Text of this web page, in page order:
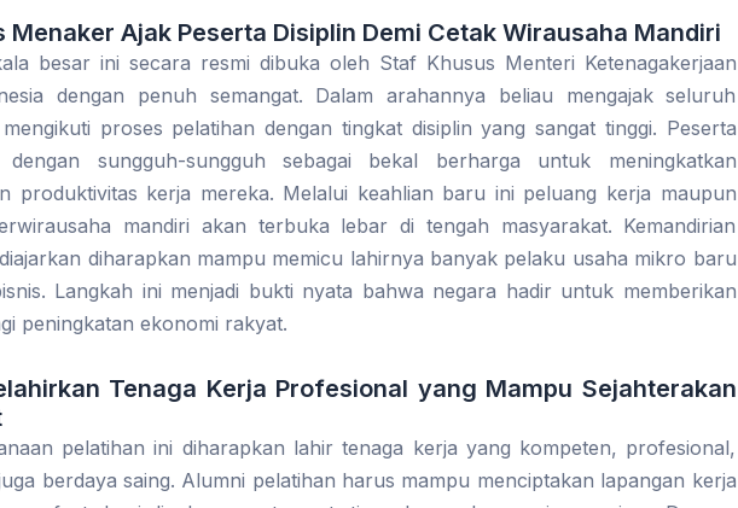
Menaker Ajak Peserta Disiplin Demi Cetak Wirausaha Mandiri
besar ini secara resmi dibuka oleh Staf Khusus Menteri Ketenagakerjaan
dengan penuh semangat. Dalam arahannya beliau mengajak seluruh
proses pelatihan dengan tingkat disiplin yang sangat tinggi. Peserta
sungguh-sungguh sebagai bekal berharga untuk meningkatkan
produktivitas kerja mereka. Melalui keahlian baru ini peluang kerja maupun
mandiri akan terbuka lebar di tengah masyarakat. Kemandirian
diharapkan mampu memicu lahirnya banyak pelaku usaha mikro baru
Langkah ini menjadi bukti nyata bahwa negara hadir untuk memberikan
peningkatan ekonomi rakyat.
Tenaga Kerja Profesional yang Mampu Sejahterakan
pelatihan ini diharapkan lahir tenaga kerja yang kompeten, profesional,
berdaya saing. Alumni pelatihan harus mampu menciptakan lapangan kerja